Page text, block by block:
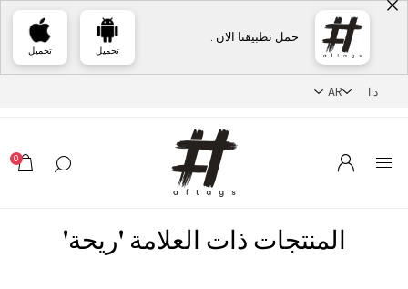
حمل تطبيقنا الان .
تحميل تحميل
0
المنتجات ذات العلامة 'ريحة'